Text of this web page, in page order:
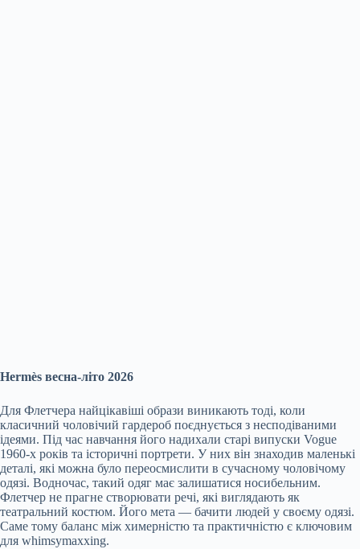
Hermès весна-літо 2026
Для Флетчера найцікавіші образи виникають тоді, коли
класичний чоловічий гардероб поєднується з несподіваними
ідеями. Під час навчання його надихали старі випуски Vogue
1960-х років та історичні портрети. У них він знаходив маленькі
деталі, які можна було переосмислити в сучасному чоловічому
одязі. Водночас, такий одяг має залишатися носибельним.
Флетчер не прагне створювати речі, які виглядають як
театральний костюм. Його мета — бачити людей у своєму одязі.
Саме тому баланс між химерністю та практичністю є ключовим
для whimsymaxxing.